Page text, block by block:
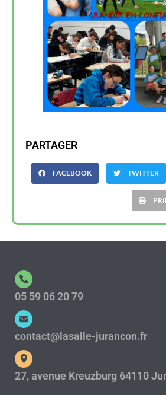
PARTAGER
FACEBOOK TWITTER
05 59 06 20 79
contact@lasalle-jurancon.fr
27, avenue Kreuzburg 64110